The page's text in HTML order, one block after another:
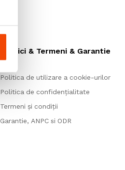
Politici & Termeni & Garantie
Politica de utilizare a cookie-urilor
Politica de confidențialitate
Termeni și condiții
Garantie, ANPC si ODR